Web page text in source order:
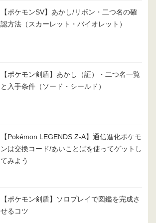
【ポケモンSV】あかし/リボン・二つ名の確
認方法（スカーレット・バイオレット）
【ポケモン剣盾】あかし（証）・二つ名一覧
と入手条件（ソード・シールド）
【Pokémon LEGENDS Z-A】通信進化ポケモ
ンは交換コード/あいことばを使ってゲットし
てみよう
【ポケモン剣盾】ソロプレイで図鑑を完成さ
せるコツ